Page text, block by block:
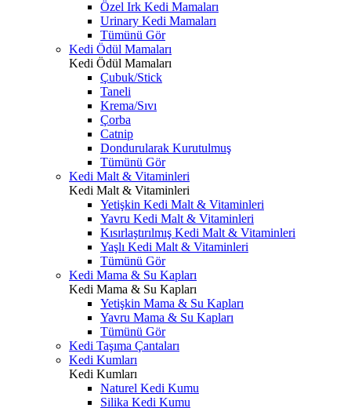
Özel Irk Kedi Mamaları
Urinary Kedi Mamaları
Tümünü Gör
Kedi Ödül Mamaları
Kedi Ödül Mamaları
Çubuk/Stick
Taneli
Krema/Sıvı
Çorba
Catnip
Dondurularak Kurutulmuş
Tümünü Gör
Kedi Malt & Vitaminleri
Kedi Malt & Vitaminleri
Yetişkin Kedi Malt & Vitaminleri
Yavru Kedi Malt & Vitaminleri
Kısırlaştırılmış Kedi Malt & Vitaminleri
Yaşlı Kedi Malt & Vitaminleri
Tümünü Gör
Kedi Mama & Su Kapları
Kedi Mama & Su Kapları
Yetişkin Mama & Su Kapları
Yavru Mama & Su Kapları
Tümünü Gör
Kedi Taşıma Çantaları
Kedi Kumları
Kedi Kumları
Naturel Kedi Kumu
Silika Kedi Kumu